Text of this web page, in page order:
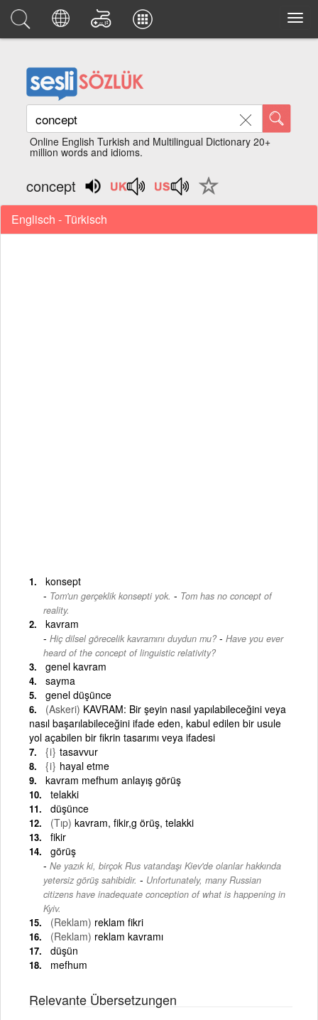
Online English Turkish and Multilingual Dictionary 20+
million words and idioms.
concept
Englisch - Türkisch
konsept
Tom'un gerçeklik konsepti yok. - Tom has no concept of
reality.
kavram
Hiç dilsel görecelik kavramını duydun mu? - Have you ever
heard of the concept of linguistic relativity?
genel kavram
sayma
genel düşünce
(Askeri) KAVRAM: Bir şeyin nasıl yapılabileceğini veya
nasıl başarılabileceğini ifade eden, kabul edilen bir usule
yol açabilen bir fikrin tasarımı veya ifadesi
{i} tasavvur
{i} hayal etme
kavram mefhum anlayış görüş
telakki
düşünce
(Tıp) kavram, fikir,g örüş, telakki
fikir
görüş
Ne yazık ki, birçok Rus vatandaşı Kiev'de olanlar hakkında
yetersiz görüş sahibidir. - Unfortunately, many Russian
citizens have inadequate conception of what is happening in
Kyiv.
(Reklam) reklam fikri
(Reklam) reklam kavramı
düşün
mefhum
Relevante Übersetzungen